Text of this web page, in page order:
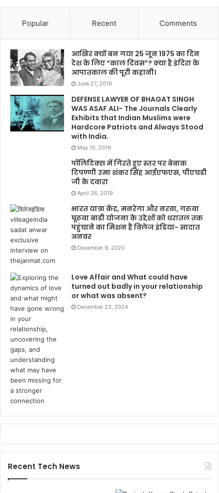
Popular Recent Comments
आखिर क्यों बन गया 25 जून 1975 का दिन
देश के लिए “काल दिवस”? क्या है इंदिरा के
आपातकाल की पूरी कहानी।
June 27, 2019
DEFENSE LAWYER OF BHAGAT SINGH
WAS ASAF ALI- The Journals Clearly
Exhibits that Indian Muslims were
Hardcore Patriots and Always Stood
with India.
May 10, 2019
पॉलिटिक्स में गिरते हुए स्तर पर बेबाक
टिपण्णी उमा शंकर सिंह आईएफएस, पीएचडी
जी के दवारा
April 26, 2019
भारत यात्रा केंद्र, मनरेगा और नरवा, गरुवा
घूरूवा बाडी योजना के उद्देशों को धरातल तक
पहुंचाने का मिशन है विलेज इंडिया- सादात
अनवर
December 9, 2020
Love Affair and What could have
turned out badly in your relationship
or what was absent?
December 23, 2024
Recent Tech News